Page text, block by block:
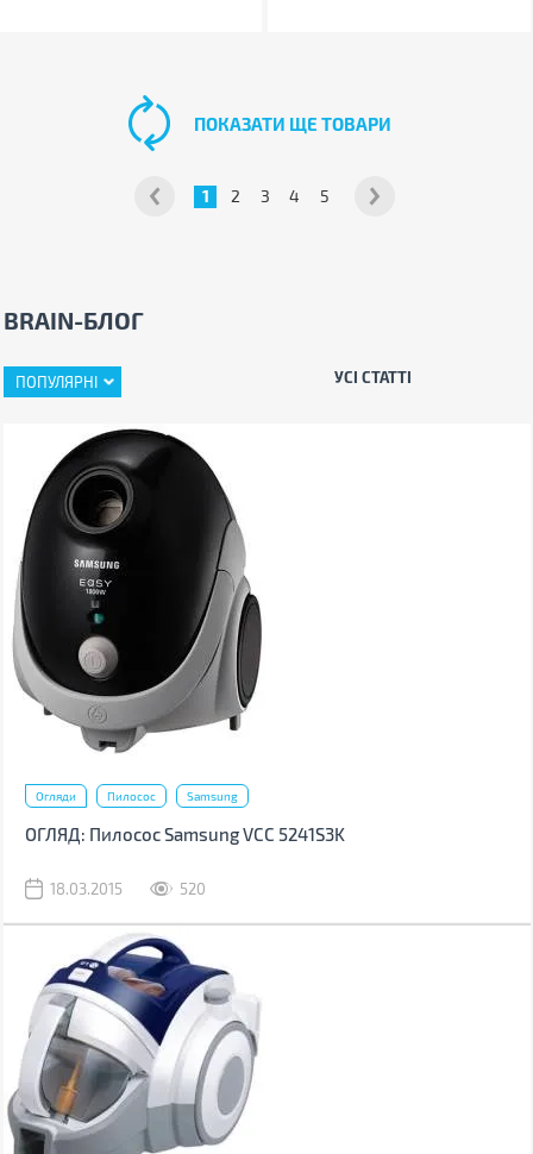
1 2 3 4 5
ПОКАЗАТИ ЩЕ ТОВАРИ
BRAIN-БЛОГ
ПОПУЛЯРНІ УСІ СТАТТІ
Огляди Пилосос Samsung
ОГЛЯД: Пилосос Samsung VCC 5241S3K
18.03.2015 520